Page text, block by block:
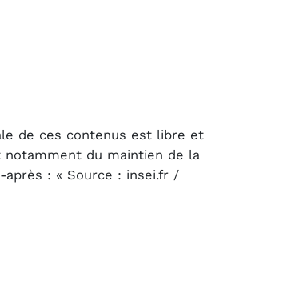
de ces contenus est libre et
du maintien de la
: « Source : insei.fr /